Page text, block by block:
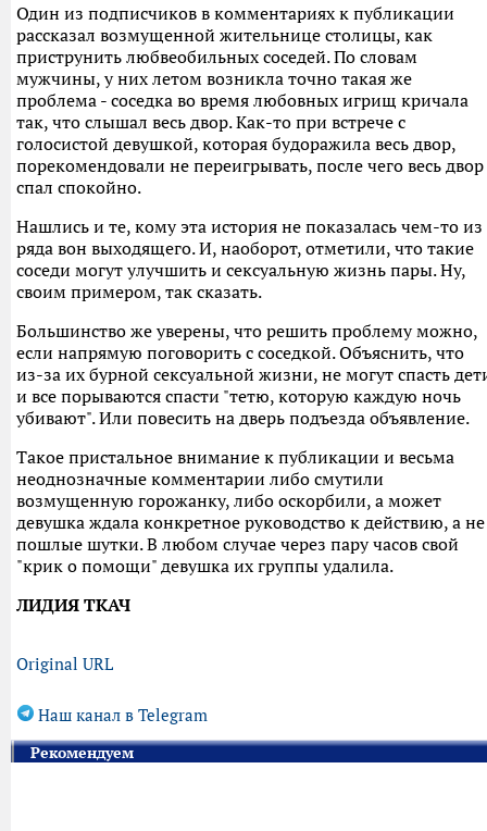
Один из подписчиков в комментариях к публикации
рассказал возмущенной жительнице столицы, как
приструнить любвеобильных соседей. По словам
мужчины, у них летом возникла точно такая же
проблема - соседка во время любовных игрищ кричала
так, что слышал весь двор. Как-то при встрече с
голосистой девушкой, которая будоражила весь двор,
порекомендовали не переигрывать, после чего весь двор
спал спокойно.
Нашлись и те, кому эта история не показалась чем-то из
ряда вон выходящего. И, наоборот, отметили, что такие
соседи могут улучшить и сексуальную жизнь пары. Ну,
своим примером, так сказать.
Большинство же уверены, что решить проблему можно,
если напрямую поговорить с соседкой. Объяснить, что
из-за их бурной сексуальной жизни, не могут спасть
и все порываются спасти "тетю, которую каждую ночь
убивают". Или повесить на дверь подъезда объявление.
Такое пристальное внимание к публикации и весьма
неоднозначные комментарии либо смутили
возмущенную горожанку, либо оскорбили, а может
девушка ждала конкретное руководство к действию, а не
пошлые шутки. В любом случае через пару часов свой
"крик о помощи" девушка их группы удалила.
ЛИДИЯ ТКАЧ
Original URL
Наш канал в Telegram
Рекомендуем